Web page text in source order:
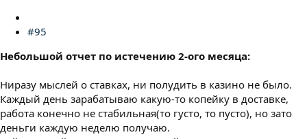
#95
Небольшой отчет по истечению 2-ого месяца:
Ниразу мыслей о ставках, ни полудить в казино не было.
Каждый день зарабатываю какую-то копейку в доставке,
работа конечно не стабильная(то густо, то пусто), но зато
деньги каждую неделю получаю.